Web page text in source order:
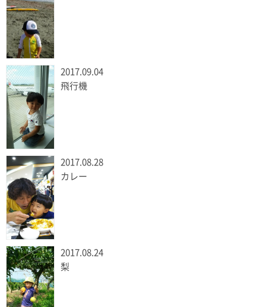
2017.09.04
飛行機
2017.08.28
カレー
2017.08.24
梨